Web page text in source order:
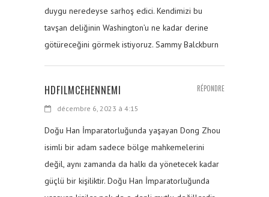
duygu neredeyse sarhoş edici. Kendimizi bu
tavşan deliğinin Washington’u ne kadar derine
götüreceğini görmek istiyoruz. Sammy Balckburn
HDFILMCEHENNEMI
décembre 6, 2023 à 4:15
Doğu Han İmparatorluğunda yaşayan Dong Zhou
isimli bir adam sadece bölge mahkemelerini
değil, aynı zamanda da halkı da yönetecek kadar
güçlü bir kişiliktir. Doğu Han İmparatorluğunda
RÉPONDRE